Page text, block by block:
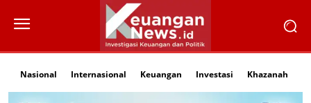
Nasional Internasional Keuangan Investasi Khazanah